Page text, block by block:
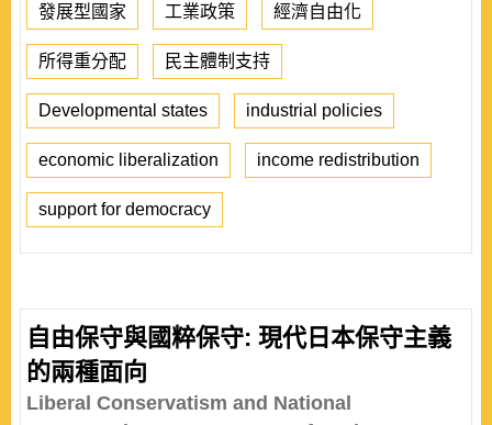
發展型國家 工業政策 經濟自由化
所得重分配 民主體制支持
Developmental states industrial policies
economic liberalization income redistribution
support for democracy
自由保守與國粹保守: 現代日本保守主義
的兩種面向
Liberal Conservatism and National